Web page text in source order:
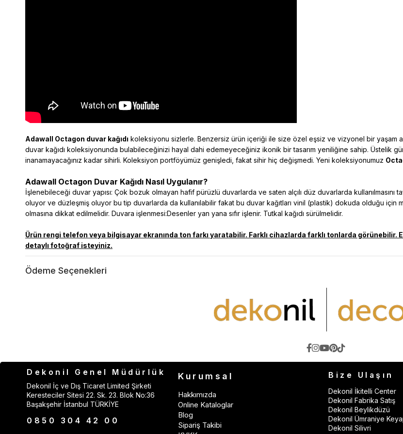
Adawall Octagon duvar kağıdı koleksiyonu sizlerle. Benzersiz ürün içeriği ile size özel eşsiz ve vizyonel bir yaşam
duvar kağıdı koleksiyonunda bulabileceğinizi hayal dahi edemeyeceğiniz ikonik bir tasarım yeniliğine sahip. Üstelik
inanamayacağınız kadar sihirli. Koleksiyon portföyümüz genişledi, fakat sihir hiç değişmedi. Yeni koleksiyonumuz
Adawall Octagon Duvar Kağıdı Nasıl Uygulanır?
İşlenebileceği duvar yapısı: Çok bozuk olmayan hafif pürüzlü duvarlarda ve saten alçılı düz duvarlarda
oluyor ve düzleşmiş oluyor bu tip duvarlarda da kullanılabilir fakat bu duvar kağıtları vinil (plastik) dokuda olduğu için
olmasına dikkat edilmelidir. Duvara işlenmesi:Desenler yan yana sıfır işlenir. Tutkal kağıdı sürülmelidir.
Ürün rengi telefon veya bilgisayar ekranında ton farkı yaratabilir. Farklı cihazlarda farklı tonlarda görünebilir.
detaylı fotoğraf isteyiniz.
Ödeme Seçenekleri
Dekonil Genel Müdürlük
Dekonil İç ve Dış Ticaret Limited Şirketi
Keresteciler Sitesi 22. Sk. 23. Blok No:36
Başakşehir İstanbul TÜRKİYE
0850 304 42 00
Kurumsal
Hakkımızda
Online Kataloglar
Blog
Sipariş Takibi
Bize Ulaşın
Dekonil İkitelli Center
Dekonil Fabrika Satış
Dekonil Beylikdüzü
Dekonil Ümraniye
Dekonil Silivri